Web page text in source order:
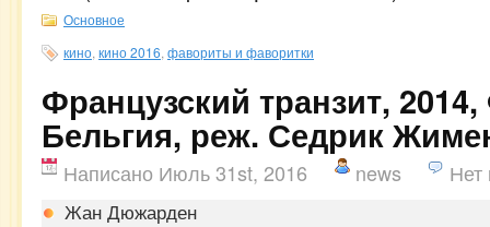
Основное
кино,кино 2016,фавориты и фаворитки
Французский транзит,
Бельгия, реж. Седрик
Написано Июль 31st, 2016 news Нет
Жан Дюжарден